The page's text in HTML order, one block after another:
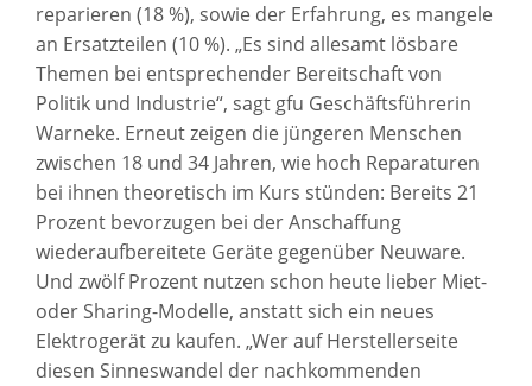
reparieren (18 %), sowie der Erfahrung, es mangele
an Ersatzteilen (10 %). „Es sind allesamt lösbare
Themen bei entsprechender Bereitschaft von
Politik und Industrie“, sagt gfu Geschäftsführerin
Warneke. Erneut zeigen die jüngeren Menschen
zwischen 18 und 34 Jahren, wie hoch Reparaturen
bei ihnen theoretisch im Kurs stünden: Bereits 21
Prozent bevorzugen bei der Anschaffung
wiederaufbereitete Geräte gegenüber Neuware.
Und zwölf Prozent nutzen schon heute lieber Miet-
oder Sharing-Modelle, anstatt sich ein neues
Elektrogerät zu kaufen. „Wer auf Herstellerseite
diesen Sinneswandel der nachkommenden